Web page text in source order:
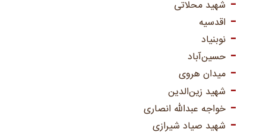
شهید محلاتی
اقدسیه
نوبنیاد
حسین‌آباد
میدان هروی
شهید زین‌الدین
خواجه عبدالله انصاری
شهید صیاد شیرازی